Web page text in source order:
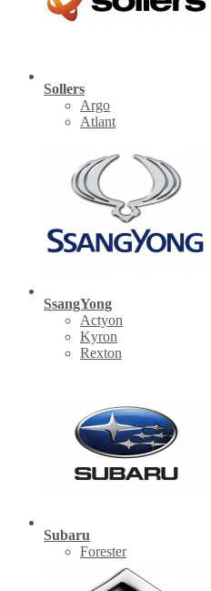
Sollers
Argo
Atlant
SsangYong
Actyon
Kyron
Rexton
Subaru
Forester